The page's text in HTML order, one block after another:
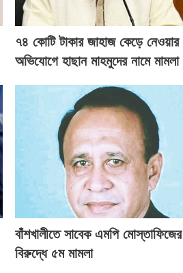
৭৪ কোটি টাকার জাহাজ কেড়ে নেওয়ার
অভিযোগে হাছান মাহমুদের নামে মামলা
বাঁশখালীতে সাবেক এমপি মোস্তাফিজের
বিরুদ্ধে ৫ম মামলা